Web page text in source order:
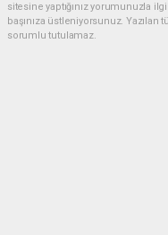
sitesine yaptığınız yorumunuzla
başınıza üstleniyorsunuz.
sorumlu tutulamaz.